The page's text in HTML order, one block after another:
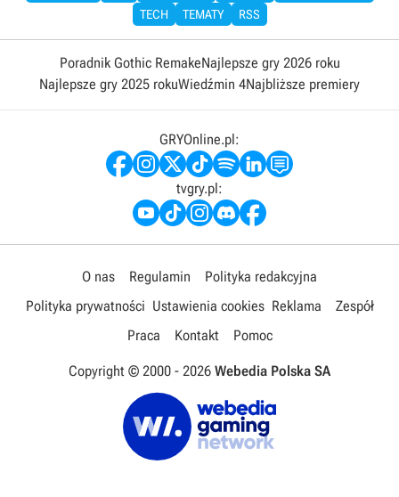
TECH
TEMATY RSS
Poradnik Gothic RemakeNajlepsze gry 2026 roku
Najlepsze gry 2025 rokuWiedźmin 4Najbliższe premiery
GRYOnline.pl:
tvgry.pl:
O nas Regulamin
Polityka redakcyjna
Polityka prywatności Ustawienia cookies Reklama
Zespół
Praca
Kontakt Pomoc
Copyright © 2000 - 2026 Webedia Polska SA